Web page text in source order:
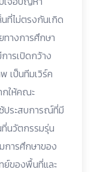
ที่ไม่ตรงกันเกิด
ทางการศึกษา
ารเปิดกว้าง
เป็นทีมเวิร์ค
กให้คณะ
ประสบการณ์ที่มี
นวัตกรรมรุ่น
การศึกษาของ
ย์ของพื้นที่และ